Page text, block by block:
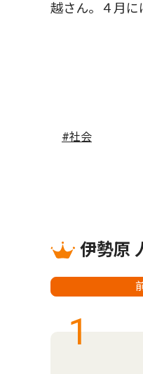
越さん。４月に
#社会
伊勢原
1